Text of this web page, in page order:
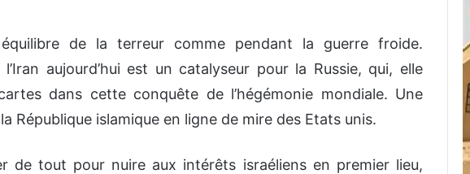
de la terreur comme pendant la guerre froide.
aujourd’hui est un catalyseur pour la Russie, qui, elle
dans cette conquête de l’hégémonie mondiale. Une
République islamique en ligne de mire des Etats unis.
de tout pour nuire aux intérêts israéliens en premier lieu,